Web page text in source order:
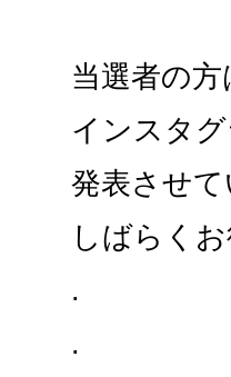
当選者の
インスタ
発表させ
しばらく
.
.